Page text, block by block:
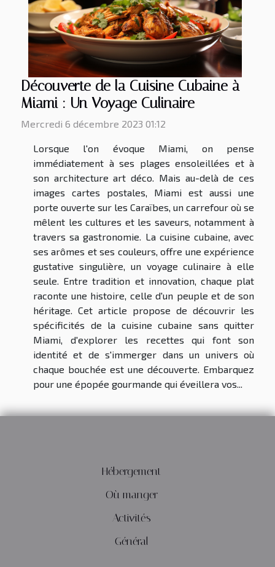
Découverte de la Cuisine Cubaine à
Miami : Un Voyage Culinaire
Mercredi 6 décembre 2023 01:12
Lorsque l'on évoque Miami, on pense
immédiatement à ses plages ensoleillées et à
son architecture art déco. Mais au-delà de ces
images cartes postales, Miami est aussi une
porte ouverte sur les Caraïbes, un carrefour où se
mêlent les cultures et les saveurs, notamment à
travers sa gastronomie. La cuisine cubaine, avec
ses arômes et ses couleurs, offre une expérience
gustative singulière, un voyage culinaire à elle
seule. Entre tradition et innovation, chaque plat
raconte une histoire, celle d'un peuple et de son
héritage. Cet article propose de découvrir les
spécificités de la cuisine cubaine sans quitter
Miami, d'explorer les recettes qui font son
identité et de s'immerger dans un univers où
chaque bouchée est une découverte. Embarquez
pour une épopée gourmande qui éveillera vos...
Hébergement
Où manger
Activités
Général